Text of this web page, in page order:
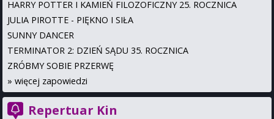
HARRY POTTER I KAMIEŃ FILOZOFICZNY 25. ROCZNICA
JULIA PIROTTE - PIĘKNO I SIŁA
SUNNY DANCER
TERMINATOR 2: DZIEŃ SĄDU 35. ROCZNICA
ZRÓBMY SOBIE PRZERWĘ
» więcej zapowiedzi
Repertuar Kin